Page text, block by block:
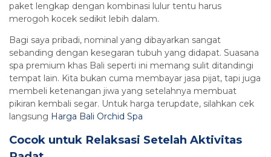
paket lengkap dengan kombinasi lulur tentu harus
merogoh kocek sedikit lebih dalam.
Bagi saya pribadi, nominal yang dibayarkan sangat
sebanding dengan kesegaran tubuh yang didapat. Suasana
spa premium khas Bali seperti ini memang sulit ditandingi
tempat lain. Kita bukan cuma membayar jasa pijat, tapi juga
membeli ketenangan jiwa yang setelahnya membuat
pikiran kembali segar. Untuk harga terupdate, silahkan cek
langsung Harga Bali Orchid Spa
Cocok untuk Relaksasi Setelah Aktivitas